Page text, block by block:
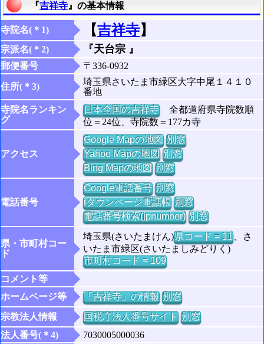
『吉祥寺 』の基本情報
寺院名(＊1) 【吉祥寺】
宗派名(＊2) 『天台宗 』
郵便番号 〒336-0932
住所(＊3)
埼玉県さいたま市緑区大字中尾１４１０
番地
寺院名ランキン
グ
日本全国の吉祥寺全都道府県寺院数順
位＝24位、寺院数＝177カ寺
アクセス
Google Mapの地図 別窓
Yahoo Mapの地図 別窓
Bing Mapの地図 別窓
電話番号
Google電話番号 別窓
iタウンページ電話帳 別窓
電話番号検索(jpnumber) 別窓
県・市町村コー
ド
埼玉県(さいたまけん)県コード = 11、さ
いたま市緑区(さいたましみどりく)
市町村コード = 109
コメント等
ホームページ等
「吉祥寺」の情報 別窓
宗教法人情報
国税庁法人番号サイト 別窓
法人番号(＊4)
7030005000036